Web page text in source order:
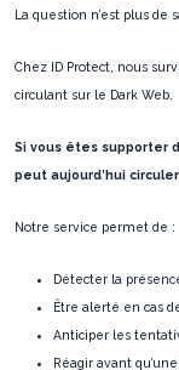
La question n’est plus de
Chez ID Protect, nous
circulant sur le Dark Web.
Si vous êtes supporter
peut aujourd’hui
Notre service permet de :
Détecter la
Être alerté en cas
Anticiper les
Réagir avant